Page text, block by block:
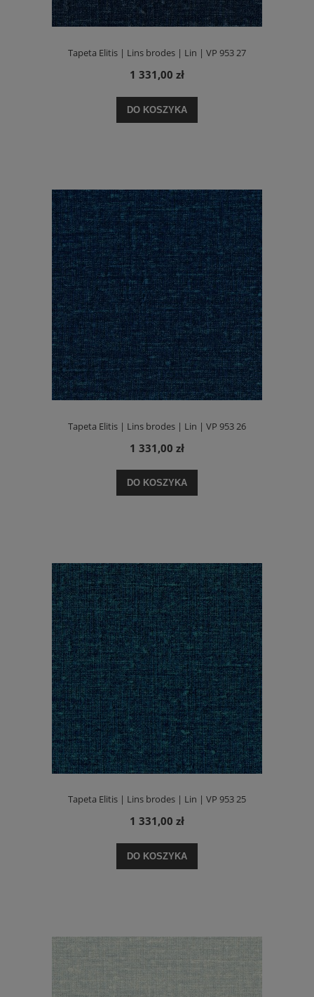
Tapeta Elitis | Lins brodes | Lin | VP 953 27
1 331,00 zł
DO KOSZYKA
Tapeta Elitis | Lins brodes | Lin | VP 953 26
1 331,00 zł
DO KOSZYKA
Tapeta Elitis | Lins brodes | Lin | VP 953 25
1 331,00 zł
DO KOSZYKA